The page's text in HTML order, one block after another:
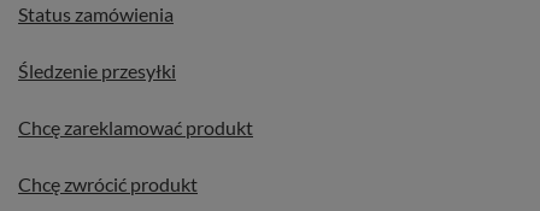
Status zamówienia
Śledzenie przesyłki
Chcę zareklamować produkt
Chcę zwrócić produkt